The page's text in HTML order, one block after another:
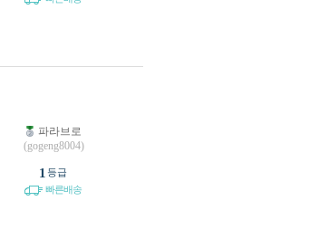
파라브로
(gogeng8004)
1 등급
빠른배송